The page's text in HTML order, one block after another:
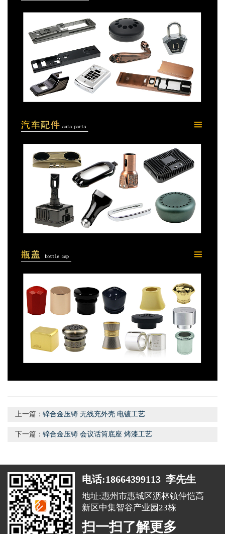
上一篇：锌合金压铸 无线充外壳 电镀工艺
下一篇：锌合金压铸 会议话筒底座 烤漆工艺
电话:18664399113 李先生
地址:惠州市惠城区沥林镇仲恺高
新区中集智谷产业园23栋
扫一扫了解更多